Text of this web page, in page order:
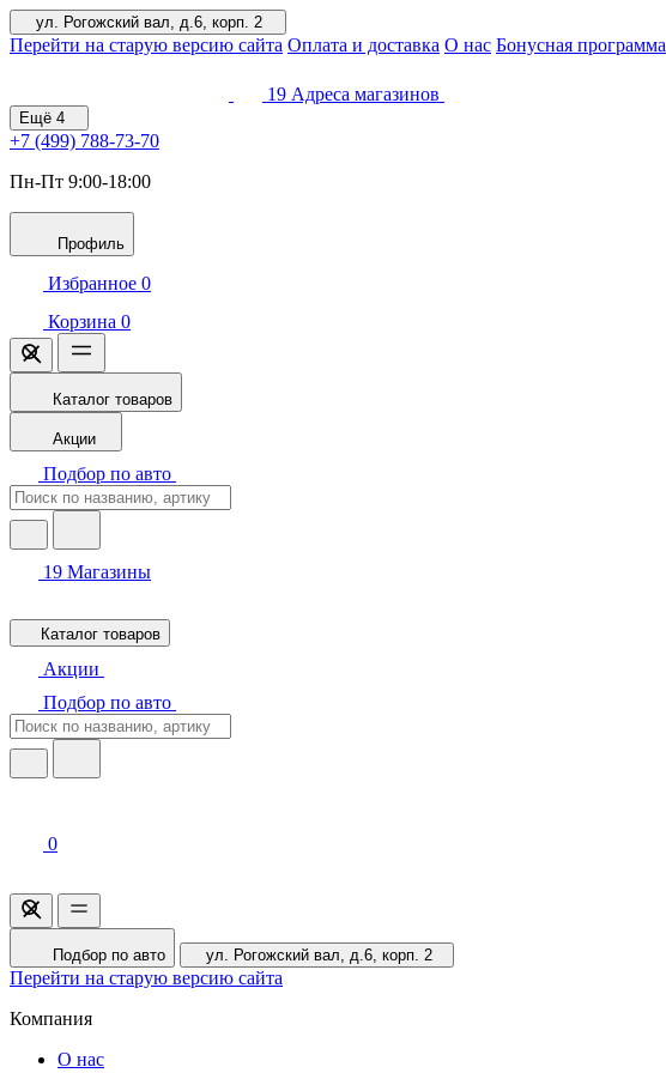
ул. Рогожский вал, д.6, корп. 2
Перейти на старую версию сайта Оплата и доставка О нас Бонусная программа
19 Адреса магазинов
Ещё 4
+7 (499) 788-73-70
Пн-Пт 9:00-18:00
Профиль
Избранное 0
Корзина 0
Каталог товаров
Акции
Подбор по авто
19 Магазины
Каталог товаров
Акции
Подбор по авто
0
Подбор по авто ул. Рогожский вал, д.6, корп. 2
Перейти на старую версию сайта
Компания
О нас